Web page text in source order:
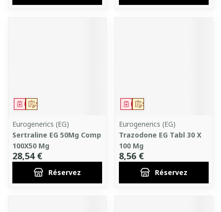
Sur prescription
Médicament
Eurogenerics (EG)
Sertraline EG 50Mg Comp
100X50 Mg
28,54 €
Réservez
Sur prescription
Médicament
Eurogenerics (EG)
Trazodone EG Tabl 30 X
100 Mg
8,56 €
Réservez